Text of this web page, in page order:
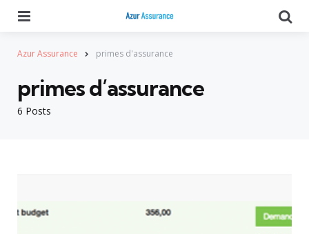
Azur Assurance primes d'assurance
6 Posts
primes d’assurance